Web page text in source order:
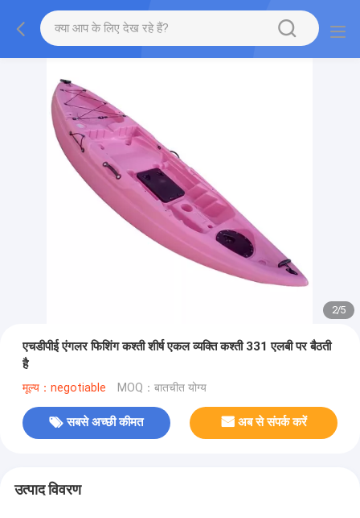
2/5
एचडीपीई एंगलर फिशिंग कश्ती शीर्ष एकल व्यक्ति कश्ती 331 एलबी पर बैठती
है
मूल्य：negotiable MOQ：बातचीत योग्य
सबसे अच्छी कीमत अब से संपर्क करें
उत्पाद विवरण